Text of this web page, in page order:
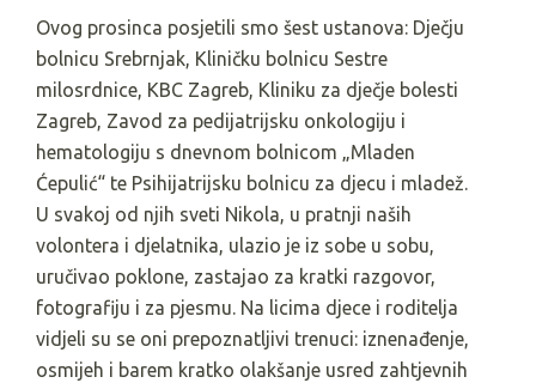
Ovog prosinca posjetili smo šest ustanova: Dječju
bolnicu Srebrnjak, Kliničku bolnicu Sestre
milosrdnice, KBC Zagreb, Kliniku za dječje bolesti
Zagreb, Zavod za pedijatrijsku onkologiju i
hematologiju s dnevnom bolnicom „Mladen
Ćepulić“ te Psihijatrijsku bolnicu za djecu i mladež.
U svakoj od njih sveti Nikola, u pratnji naših
volontera i djelatnika, ulazio je iz sobe u sobu,
uručivao poklone, zastajao za kratki razgovor,
fotografiju i za pjesmu. Na licima djece i roditelja
vidjeli su se oni prepoznatljivi trenuci: iznenađenje,
osmijeh i barem kratko olakšanje usred zahtjevnih